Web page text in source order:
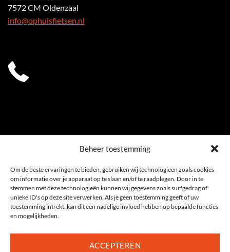
Beheer toestemming
Om de beste ervaringen te bieden, gebruiken wij technologieën zoals cookies
om informatie over je apparaat op te slaan en/of te raadplegen. Door in te
stemmen met deze technologieën kunnen wij gegevens zoals surfgedrag of
unieke ID's op deze site verwerken. Als je geen toestemming geeft of uw
toestemming intrekt, kan dit een nadelige invloed hebben op bepaalde functies
en mogelijkheden.
ACCEPTEREN
7572 CM Oldenzaal
info@ophuisfietsen.nl
0541 539 353